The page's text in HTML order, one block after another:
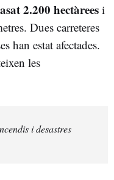
2.200 hectàreesi
Dues carreteres
han estat afectades.
les
i desastres